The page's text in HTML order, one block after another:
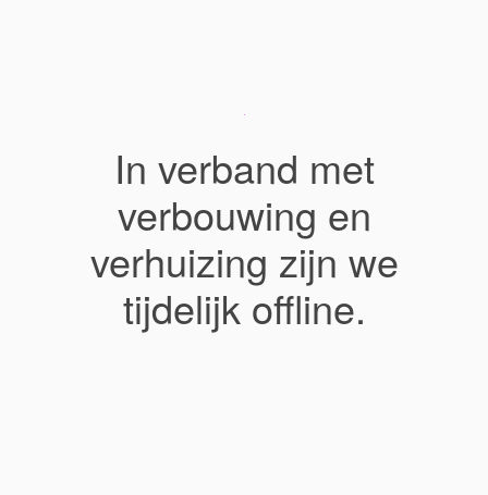
In verband met
verbouwing en
verhuizing zijn we
tijdelijk offline.